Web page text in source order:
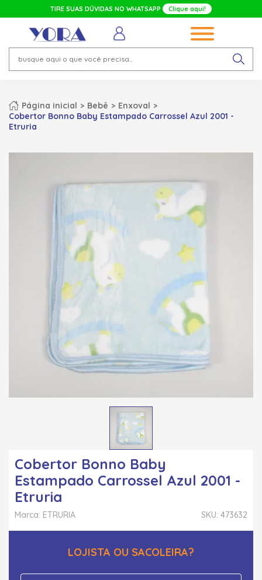
TIRE SUAS DÚVIDAS NO WHATSAPP Clique aqui!
Página inicial Bebê
Enxoval
Cobertor Bonno Baby Estampado Carrossel Azul 2001 -
Etruria
Cobertor Bonno Baby
Estampado Carrossel Azul 2001 -
Etruria
SKU: 473632
Marca: ETRURIA
LOJISTA OU SACOLEIRA?